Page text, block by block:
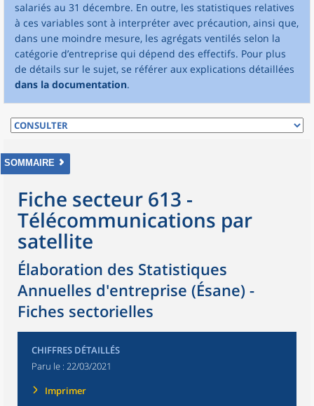
salariés au 31 décembre. En outre, les statistiques relatives
à ces variables sont à interpréter avec précaution, ainsi que,
dans une moindre mesure, les agrégats ventilés selon la
catégorie d’entreprise qui dépend des effectifs. Pour plus
de détails sur le sujet, se référer aux explications détaillées
dans la documentation.
SOMMAIRE
Fiche secteur 613 -
Télécommunications par
satellite
Élaboration des Statistiques
Annuelles d'entreprise (Ésane) -
Fiches sectorielles
CHIFFRES DÉTAILLÉS
Paru le : 22/03/2021
Imprimer